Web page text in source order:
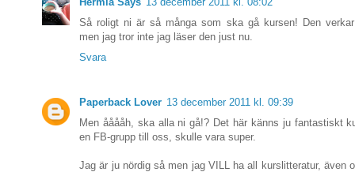
Så roligt ni är så många som ska gå kursen! Den
men jag tror inte jag läser den just nu.
Svara
Paperback Lover 13 december 2011 kl. 09:39
Men ååååh, ska alla ni gå!? Det här känns ju fantastiskt
en FB-grupp till oss, skulle vara super.
Jag är ju nördig så men jag VILL ha all kurslitteratur, även